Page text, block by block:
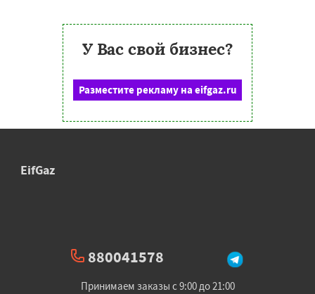
У Вас свой бизнес?
Разместите рекламу на eifgaz.ru
EifGaz
880041578
Принимаем заказы с 9:00 до 21:00